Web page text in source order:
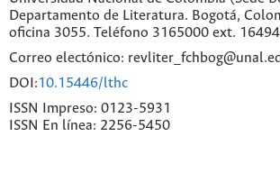
Departamento de Literatura. Bogotá,
oficina 3055. Teléfono 3165000 ext.
Correo electónico:
DOI:10.15446/lthc
ISSN Impreso: 0123-5931
ISSN En línea: 2256-5450